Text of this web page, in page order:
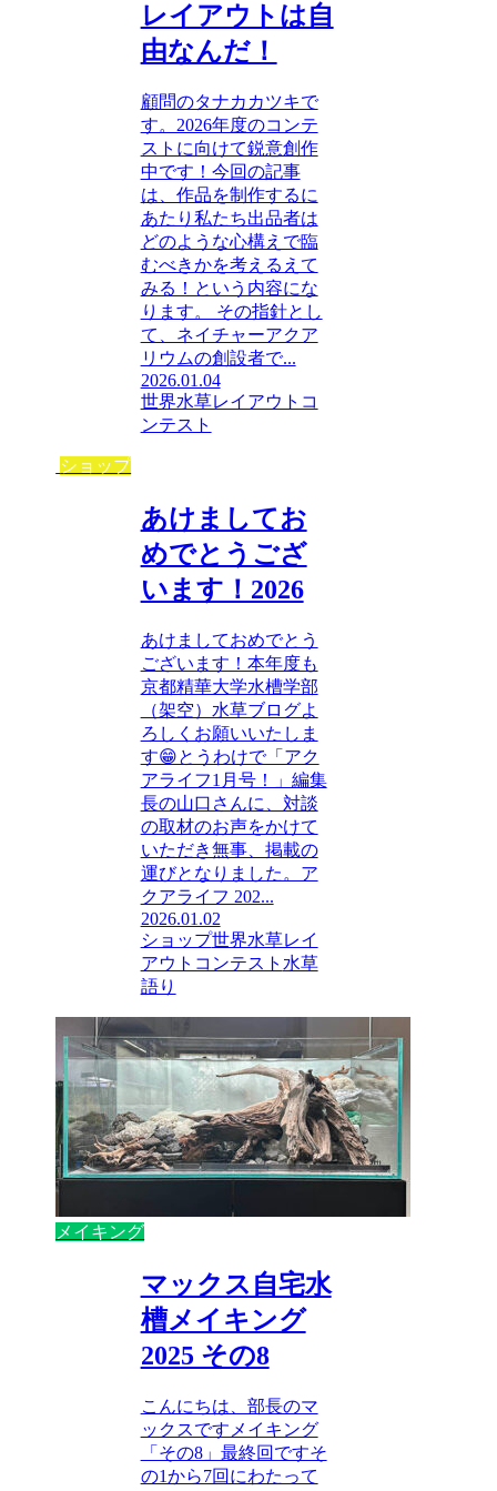
レイアウトは自
由なんだ！
顧問のタナカカツキで
す。2026年度のコンテ
ストに向けて鋭意創作
中です！今回の記事
は、作品を制作するに
あたり私たち出品者は
どのような心構えで臨
むべきかを考えるえて
みる！という内容にな
ります。 その指針とし
て、ネイチャーアクア
リウムの創設者で...
2026.01.04
世界水草レイアウトコ
ンテスト
ショップ
あけましてお
めでとうござ
います！2026
あけましておめでとう
ございます！本年度も
京都精華大学水槽学部
（架空）水草ブログよ
ろしくお願いいたしま
す😁とうわけで「アク
アライフ1月号！」編集
長の山口さんに、対談
の取材のお声をかけて
いただき無事、掲載の
運びとなりました。ア
クアライフ 202...
2026.01.02
ショップ世界水草レイ
アウトコンテスト 水草
語り
メイキング
マックス自宅水
槽メイキング
2025 その8
こんにちは、部長のマ
ックスですメイキング
「その8」最終回ですそ
の1から7回にわたって